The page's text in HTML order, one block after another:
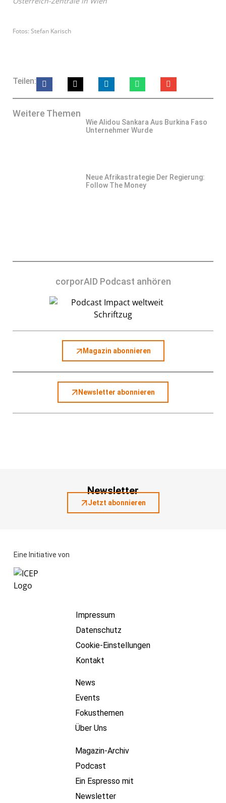
Fotos: Stefan Karisch
Teilen:
Weitere Themen
Wie Alidou Sankara Aus Burkina Faso
Unternehmer Wurde
Neue Afrikastrategie Der Regierung:
Follow The Money
corporAID Podcast anhören
Magazin abonnieren
Newsletter abonnieren
Newsletter
Jetzt abonnieren
Eine Initiative von
Impressum
Datenschutz
Cookie-Einstellungen
Kontakt
News
Events
Fokusthemen
Über Uns
Magazin-Archiv
Podcast
Ein Espresso mit
Newsletter